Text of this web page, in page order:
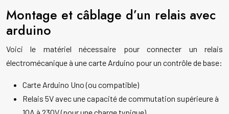
Montage et câblage d’un relais avec
arduino
Voici le matériel nécessaire pour connecter un relais
électromécanique à une carte Arduino pour un contrôle de base:
Carte Arduino Uno (ou compatible)
Relais 5V avec une capacité de commutation supérieure à